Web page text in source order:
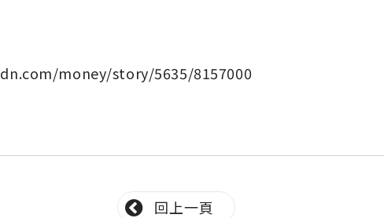
money/story/5635/8157000
回上一頁